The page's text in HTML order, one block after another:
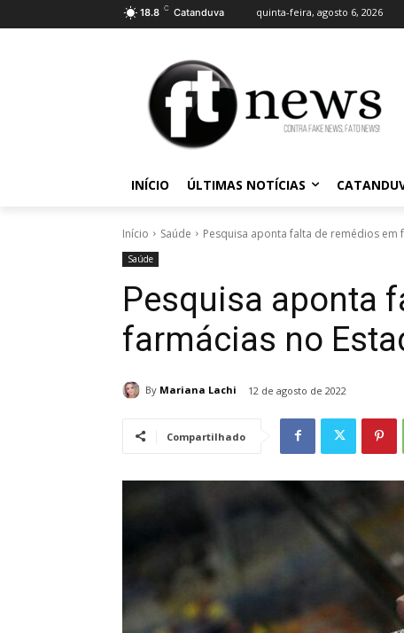
18.8 C Catanduva quinta-feira, agosto 6, 2026
INÍCIO ÚLTIMAS NOTÍCIAS
Início Saúde Pesquisa aponta falta de remédios em
Saúde
Pesquisa aponta
farmácias no
By Mariana Lachi 12 de agosto de 2022
Compartilhado